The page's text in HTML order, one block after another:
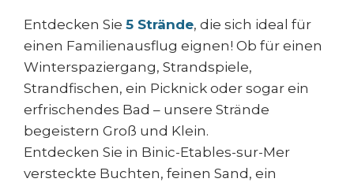
Entdecken Sie 5 Strände, die sich ideal für
einen Familienausflug eignen! Ob für einen
Winterspaziergang, Strandspiele,
Strandfischen, ein Picknick oder sogar ein
erfrischendes Bad – unsere Strände
begeistern Groß und Klein.
Entdecken Sie in Binic-Etables-sur-Mer
versteckte Buchten, feinen Sand, ein